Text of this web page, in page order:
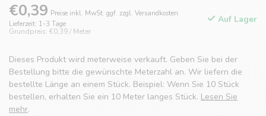
€0,39 Preise inkl. MwSt. ggf. zzgl. Versandkosten.
Lieferzeit: 1-3 Tage
Grundpreis: €0,39 / Meter
Auf Lager
Dieses Produkt wird meterweise verkauft. Geben Sie bei der
Bestellung bitte die gewünschte Meterzahl an. Wir liefern die
bestellte Länge an einem Stück. Beispiel: Wenn Sie 10 Stück
bestellen, erhalten Sie ein 10 Meter langes Stück. Lesen Sie
mehr.